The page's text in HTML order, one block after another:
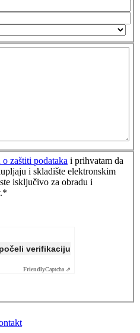
zaštiti podataka i prihvatam da
i skladište elektronskim
isključivo za obradu i
verifikaciju
FriendlyCaptcha ⇗